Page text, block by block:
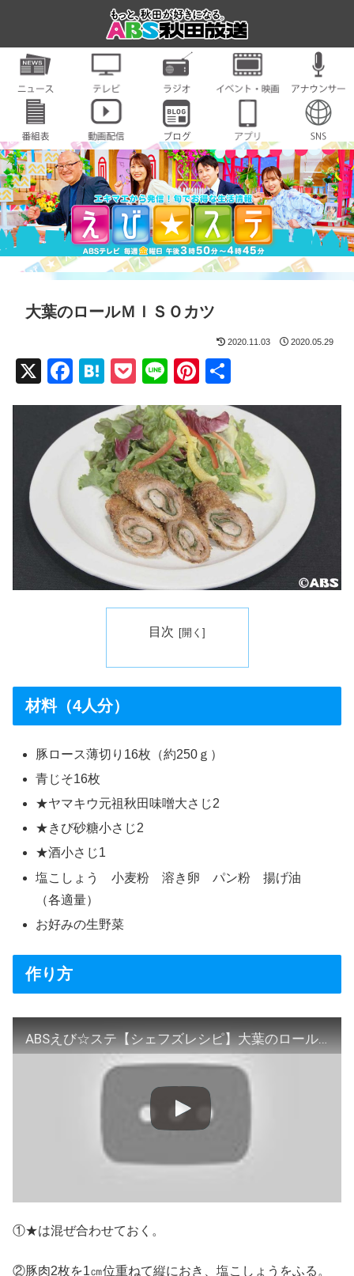
大葉のロールＭＩＳＯカツ
2020.11.03 2020.05.29
X
F
c
e
b
o
o
k
H
e
n
a
P
ck
et
Li
e
Pi
er
e
st
目次
材料（4人分）
豚ロース薄切り16枚（約250ｇ）
青じそ16枚
★ヤマキウ元祖秋田味噌大さじ2
★きび砂糖小さじ2
★酒小さじ1
塩こしょう 小麦粉 溶き卵 パン粉 揚げ油
（各適量）
お好みの生野菜
作り方
ABSえび☆ステ【シェフズレシピ】大葉のロールＭＩＳＯカツｂｙ最上美貴子
①★は混ぜ合わせておく。
②豚肉2枚を1㎝位重ねて縦におき、塩こしょうをふる。